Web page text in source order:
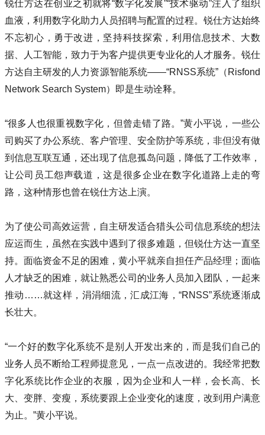
锐仕方达在创业之初就将“数字化发展”“技术驱动”注入了组织
血液，利用数字化助力人员招聘与配置的过程。锐仕方达始终
不忘初心，勇于改进，坚持科技探索，利用信息技术、大数
据、人工智能，致力于为客户提供更专业化的人才服务。锐仕
方达自主研发的人力资源智能系统——“RNSS系统”（Risfond
Network Search System）即是生动诠释。
“很多人也很重视数字化，但曾走错了路。”黄小平说，一些公
司购买了办公系统、客户管理、安全防护等系统，非但没有做
到信息互联互通，还出现了信息孤岛问题，降低了工作效率，
让公司员工怨声载道，这是很多企业在数字化道路上走的弯
路，这种情形也曾在锐仕方达上演。
为了使公司高效运营，自主研发适合猎头公司信息系统的想法
应运而生，虽然在实践中遇到了很多难题，但锐仕方达一直坚
持。面临资金不足的困难，黄小平就亲自担任产品经理；面临
人才缺乏的困难，就让熟悉公司的业务人员加入团队，一起来
推动……就这样，涓涓细流，汇成江海，“RNSS”系统逐渐成
长壮大。
“一个好的数字化系统不是别人开发出来的，而是我们自己的
业务人员不断给工程师提意见，一点一点改进的。我经常把数
字化系统比作企业的衣服，因为企业和人一样，会长高、长
大、变胖、变瘦，系统要跟上企业变化的速度，改到用户满意
为止。”黄小平说。